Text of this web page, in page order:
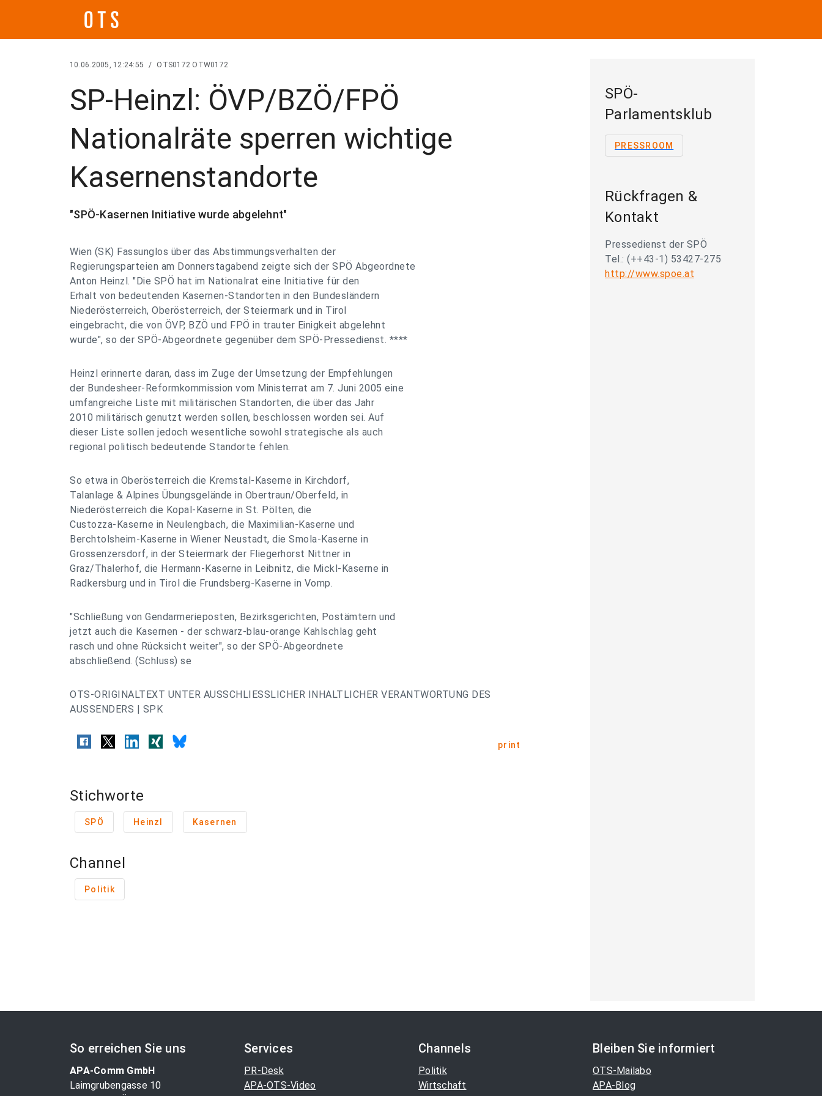
10.06.2005, 12:24:55 / OTS0172 OTW0172
SP-Heinzl: ÖVP/BZÖ/FPÖ
Nationalräte sperren wichtige
Kasernenstandorte
"SPÖ-Kasernen Initiative wurde abgelehnt"
Wien (SK) Fassunglos über das Abstimmungsverhalten der
Regierungsparteien am Donnerstagabend zeigte sich der SPÖ Abgeordnete
Anton Heinzl. "Die SPÖ hat im Nationalrat eine Initiative für den
Erhalt von bedeutenden Kasernen-Standorten in den Bundesländern
Niederösterreich, Oberösterreich, der Steiermark und in Tirol
eingebracht, die von ÖVP, BZÖ und FPÖ in trauter Einigkeit abgelehnt
wurde", so der SPÖ-Abgeordnete gegenüber dem SPÖ-Pressedienst. ****
Heinzl erinnerte daran, dass im Zuge der Umsetzung der Empfehlungen
der Bundesheer-Reformkommission vom Ministerrat am 7. Juni 2005 eine
umfangreiche Liste mit militärischen Standorten, die über das Jahr
2010 militärisch genutzt werden sollen, beschlossen worden sei. Auf
dieser Liste sollen jedoch wesentliche sowohl strategische als auch
regional politisch bedeutende Standorte fehlen.
So etwa in Oberösterreich die Kremstal-Kaserne in Kirchdorf,
Talanlage & Alpines Übungsgelände in Obertraun/Oberfeld, in
Niederösterreich die Kopal-Kaserne in St. Pölten, die
Custozza-Kaserne in Neulengbach, die Maximilian-Kaserne und
Berchtolsheim-Kaserne in Wiener Neustadt, die Smola-Kaserne in
Grossenzersdorf, in der Steiermark der Fliegerhorst Nittner in
Graz/Thalerhof, die Hermann-Kaserne in Leibnitz, die Mickl-Kaserne in
Radkersburg und in Tirol die Frundsberg-Kaserne in Vomp.
"Schließung von Gendarmerieposten, Bezirksgerichten, Postämtern und
jetzt auch die Kasernen - der schwarz-blau-orange Kahlschlag geht
rasch und ohne Rücksicht weiter", so der SPÖ-Abgeordnete
abschließend. (Schluss) se
OTS-ORIGINALTEXT UNTER AUSSCHLIESSLICHER INHALTLICHER VERANTWORTUNG DES
AUSSENDERS | SPK
print
Stichworte
SPÖ Heinzl Kasernen
Channel
Politik
SPÖ-
Parlamentsklub
PRESSROOM
Rückfragen &
Kontakt
Pressedienst der SPÖ
Tel.: (++43-1) 53427-275
http://www.spoe.at
So erreichen Sie uns
APA-Comm GmbH
Laimgrubengasse 10
Services
PR-Desk
APA-OTS-Video
Channels
Politik
Wirtschaft
Bleiben Sie informiert
OTS-Mailabo
APA-Blog